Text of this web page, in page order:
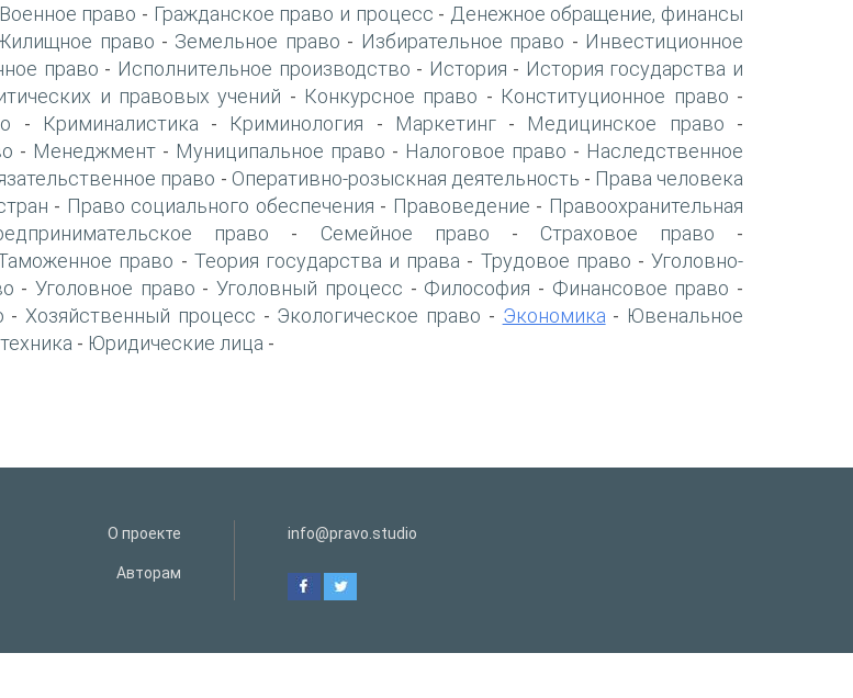
Военное право - Гражданское право и процесс - Денежное обращение, финансы
право - Земельное право - Избирательное право - Инвестиционное
право - Исполнительное производство - История - История государства и
и правовых учений - Конкурсное право - Конституционное право -
- Криминалистика - Криминология - Маркетинг- Медицинское право -
- Менеджмент - Муниципальное право - Налоговое право - Наследственное
право - Оперативно-розыскная деятельность - Права человека
- Право социального обеспечения - Правоведение - Правоохранительная
право - Семейное право - Страховое право -
право - Теория государства и права - Трудовое право -Уголовно-
-Уголовное право -Уголовный процесс - Философия - Финансовое право -
- Хозяйственный процесс - Экологическое право - Экономика - Ювенальное
- Юридические лица -
О проекте
Авторам
info@pravo.studio